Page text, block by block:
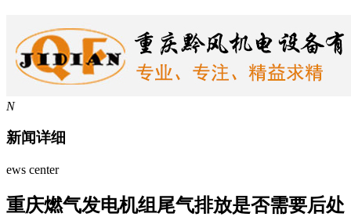
N
新闻详细
ews center
重庆燃气发电机组尾气排放是否需要后处